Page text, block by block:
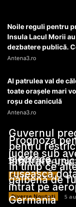
Noile reguli pentru
Insula Lacul Morii
dezbatere publică.
Antena3.ro
Al patrulea val de
toate orașele mari
roșu de caniculă
Antena3.ro
Stiri
Guvernul
pentru
electrice.
Diverse Noutati 6
Prognoza
județe sub
în timp ce
galbenă de
Diverse Noutati 5
Infiltrare
rusească
intrat pe
Germania